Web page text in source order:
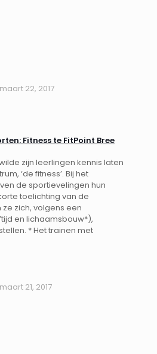
maart 22, 2017
Fitness te FitPoint Bree
zijn leerlingen kennis laten
‘de fitness’. Bij het
de sportievelingen hun
toelichting van de
zich, volgens een
en lichaamsbouw*),
* Het trainen met
maart 21, 2017